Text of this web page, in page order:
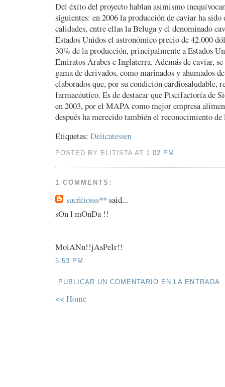
Del éxito del proyecto hablan asimismo
siguientes: en 2006 la producción de caviar ha sido
calidades, entre ellas la Beluga y el denominado
Estados Unidos el astronómico precio de 42.000
30% de la producción, principalmente a Estados
Emiratos Árabes e Inglaterra. Además de caviar,
gama de derivados, como marinados y ahumados
elaborados que, por su condición cardiosaludable,
farmacéutico. Es de destacar que Piscifactoría de
en 2003, por el MAPA como mejor empresa
después ha merecido también el reconocimiento
Etiquetas: Delicatessen
POSTED BY ELITISTA AT 1:02 PM
1 COMMENTS:
sueñitosss** said...
sOn l mOnDa !!
MolANn!!jAsPeIr!!
5:53 PM
PUBLICAR UN COMENTARIO EN LA ENTRADA
<< Home